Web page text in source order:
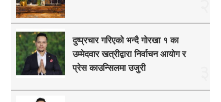
दुष्प्रचार गरिएको भन्दै गोरखा १ का
उम्मेदवार खत्रीद्वारा निर्वाचन आयोग र
प्रेस काउन्सिलमा उजुरी